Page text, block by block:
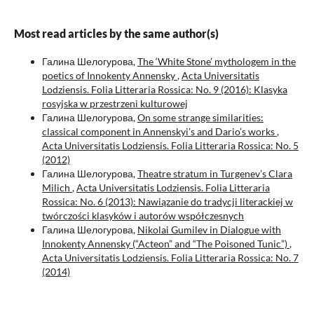
Most read articles by the same author(s)
Галина Шелогурова,The ‘White Stone’ mythologem in the
poetics of Innokenty Annensky,Acta Universitatis
Lodziensis. Folia Litteraria Rossica: No. 9 (2016): Klasyka
rosyjska w przestrzeni kulturowej
Галина Шелогурова,On some strange similarities:
classical component in Annenskyi’s and Dario’s works,
Acta Universitatis Lodziensis. Folia Litteraria Rossica: No. 5
(2012)
Галина Шелогурова,Theatre stratum in Turgenev’s Clara
Milich ,Acta Universitatis Lodziensis. Folia Litteraria
Rossica: No. 6 (2013): Nawiązanie do tradycji literackiej w
twórczości klasyków i autorów współczesnych
Галина Шелогурова, Nikolai Gumilev in Dialogue with
Innokenty Annensky (“Acteon” and “The Poisoned Tunic”),
Acta Universitatis Lodziensis. Folia Litteraria Rossica: No. 7
(2014)